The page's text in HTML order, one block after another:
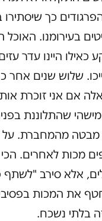
כך שיסתירו
בעירומנו. האוכל
היינו עדר
שלוש שנים אחר
אם אני זוכרת
שהתלוננת
מהמחברת. על
מכות לאחרים. הכי
אלא סירב "לשתף
את המכות
בלתי נשכח.